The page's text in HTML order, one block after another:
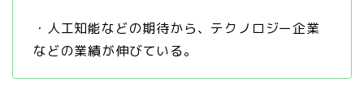
・人工知能などの期待から、テクノロジー企業
などの業績が伸びている。